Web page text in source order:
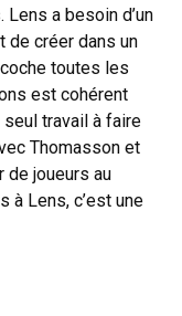
a besoin d’un
de créer dans un
toutes les
est cohérent
seul travail à faire
Thomasson et
de joueurs au
à Lens, c’est une